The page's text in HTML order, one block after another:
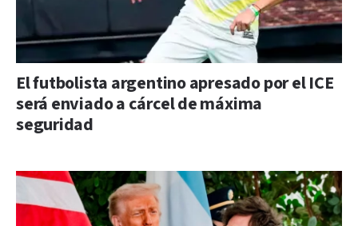
El futbolista argentino apresado por el ICE
será enviado a cárcel de máxima
seguridad